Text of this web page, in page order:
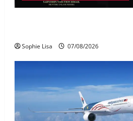
Sophie Lisa 07/08/2026